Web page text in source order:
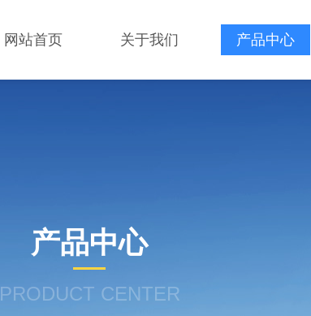
网站首页 关于我们 产品中心
产品中心
PRODUCT CENTER